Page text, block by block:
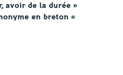
avoir de la durée »
en breton «